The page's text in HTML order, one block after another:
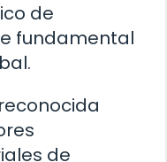
de
fundamental
de